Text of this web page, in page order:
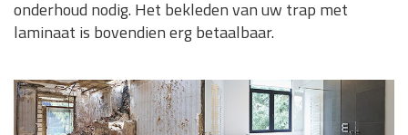
onderhoud nodig. Het bekleden van uw trap met
laminaat is bovendien erg betaalbaar.